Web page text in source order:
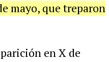
mayo, que treparon
en X de